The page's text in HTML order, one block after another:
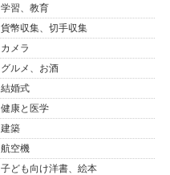
学習、教育
貨幣収集、切手収集
カメラ
グルメ、お酒
結婚式
健康と医学
建築
航空機
子ども向け洋書、絵本